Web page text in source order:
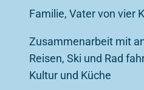
Familie, Vater von vier
Zusammenarbeit mit
Reisen, Ski und Rad
Kultur und Küche